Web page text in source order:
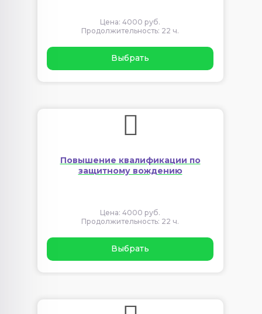
Цена: 4000 руб.
Продолжительность: 22 ч.
Выбрать
Повышение квалификации по
защитному вождению
Цена: 4000 руб.
Продолжительность: 22 ч.
Выбрать